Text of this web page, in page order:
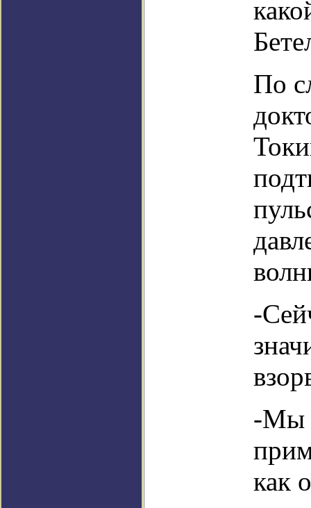
По
-
-Мы
как